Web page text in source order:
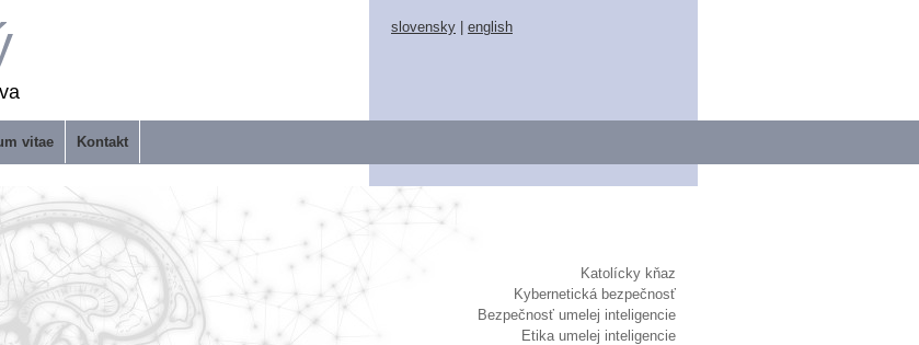
slovensky english
vitae Kontakt
Katolícky kňaz
Kybernetická bezpečnosť
Bezpečnosť umelej inteligencie
Etika umelej inteligencie